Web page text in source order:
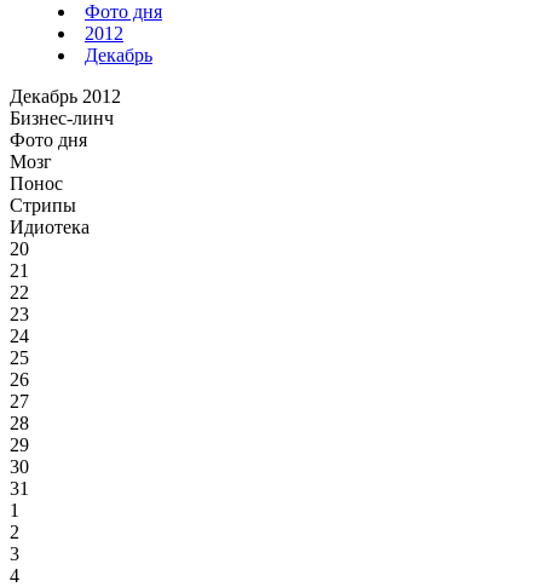
Фото дня
2012
Декабрь
Декабрь 2012
Бизнес-линч
Фото дня
Мозг
Понос
Стрипы
Идиотека
20
21
22
23
24
25
26
27
28
29
30
31
1
2
3
4